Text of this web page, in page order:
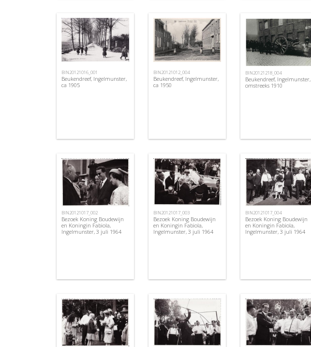
BIN20121016_001
Beukendreef, Ingelmunster,
ca 1905
BIN20121012_004
Beukendreef, Ingelmunster,
ca 1950
BIN20121218_004
Beukendreef, Ingelmunster,
omstreeks 1910
BIN20121017_002
Bezoek Koning Boudewijn
en Koningin Fabiola,
Ingelmunster, 3 juli 1964
BIN20121017_003
Bezoek Koning Boudewijn
en Koningin Fabiola,
Ingelmunster, 3 juli 1964
BIN20121017_004
Bezoek Koning Boudewijn
en Koningin Fabiola,
Ingelmunster, 3 juli 1964